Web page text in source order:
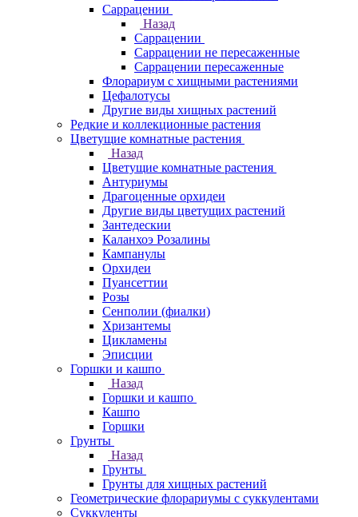
Саррацении
Назад
Саррацении
Саррацении не пересаженные
Саррацении пересаженные
Флорариум с хищными растениями
Цефалотусы
Другие виды хищных растений
Редкие и коллекционные растения
Цветущие комнатные растения
Назад
Цветущие комнатные растения
Антуриумы
Драгоценные орхидеи
Другие виды цветущих растений
Зантедескии
Каланхоэ Розалины
Кампанулы
Орхидеи
Пуансеттии
Розы
Сенполии (фиалки)
Хризантемы
Цикламены
Эписции
Горшки и кашпо
Назад
Горшки и кашпо
Кашпо
Горшки
Грунты
Назад
Грунты
Грунты для хищных растений
Геометрические флорариумы с суккулентами
Суккуленты